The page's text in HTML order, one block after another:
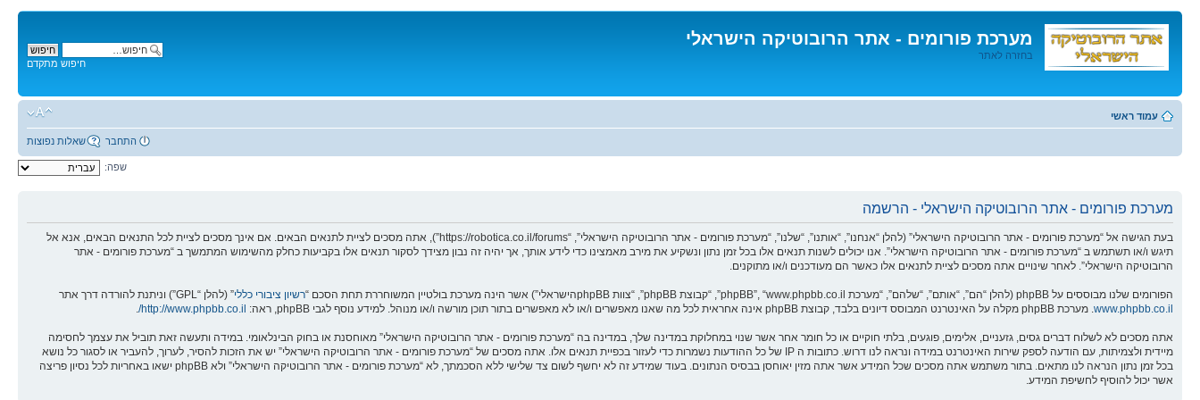
מערכת פורומים - אתר הרובוטיקה הישראלי
בחזרה לאתר
לתוכן
חיפוש מתקדם
עמוד ראשי
שאלות נפוצות התחבר
שפה:
מערכת פורומים - אתר הרובוטיקה הישראלי - הרשמה
בעת הגישה אל “מערכת פורומים - אתר הרובוטיקה הישראלי” (להלן “אנחנו”, “אותנו”, “שלנו”, “מערכת פורומים - אתר הרובוטיקה הישראלי”, “https://robotica.co.il/forums”), אתה מסכים לציית לתנאים הבאים. אם אינך מסכים לציית לכל התנאים הבאים, אנא אל
תיגש ו/או תשתמש ב “מערכת פורומים - אתר הרובוטיקה הישראלי”. אנו יכולים לשנות תנאים אלו בכל זמן נתון ונשקיע את מירב מאמצינו כדי לידע אותך, אך יהיה זה נבון מצידך לסקור תנאים אלו בקביעות כחלק מהשימוש המתמשך ב “מערכת פורומים - אתר
הרובוטיקה הישראלי”. לאחר שינויים אתה מסכים לציית לתנאים אלו כאשר הם מעודכנים ו/או מתוקנים.
הפורומים שלנו מבוססים על phpBB (להלן “הם”, “אותם”, “שלהם”, “מערכת phpBB”, “www.phpbb.co.il”, “קבוצת phpBB”, “צוות phpBBהישראלי”) אשר הינה מערכת בולטיין המשוחררת תחת הסכם “ רשיון ציבורי כללי” (להלן “GPL”) וניתנת להורדה דרך אתר
www.phpbb.co.il . מערכת phpBB מקלה על האינטרנט המבוסס דיונים בלבד, קבוצת phpBB אינה אחראית לכל מה שאנו מאפשרים ו/או לא מאפשרים בתור תוכן מורשה ו/או מנוהל. למידע נוסף לגבי phpBB, ראה: http://www.phpbb.co.il/
אתה מסכים לא לשלוח דברים גסים, גזעניים, אלימים, פוגעים, בלתי חוקיים או כל חומר אחר אשר שנוי במחלוקת במדינה שלך, במדינה בה “מערכת פורומים - אתר הרובוטיקה הישראלי” מאוחסנת או בחוק הבינלאומי. במידה ותעשה זאת תוביל את עצמך לחסימה
מיידית ולצמיתות, עם הודעה לספק שירות האינטרנט במידה ונראה לנו דרוש. כתובות ה IP של כל ההודעות נשמרות כדי לעזור בכפיית תנאים אלו. אתה מסכים של “מערכת פורומים - אתר הרובוטיקה הישראלי” יש את הזכות להסיר, לערוך, להעביר או לסגור כל נושא
בכל זמן נתון הנראה לנו מתאים. בתור משתמש אתה מסכים שכל המידע אשר אתה מזין יאוחסן בבסיס הנתונים. בעוד שמידע זה לא יחשף לשום צד שלישי ללא הסכמתך, לא “מערכת פורומים - אתר הרובוטיקה הישראלי” ולא phpBB ישאו באחריות לכל נסיון פריצה
אשר יכול להוסיף לחשיפת המידע.